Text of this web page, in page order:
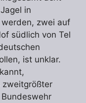
in
zwei auf
südlich von Tel
ist unklar.
zweitgrößter